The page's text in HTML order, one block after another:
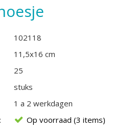
102118
11,5x16 cm
25
stuks
1 a 2 werkdagen
Op voorraad (3 items)